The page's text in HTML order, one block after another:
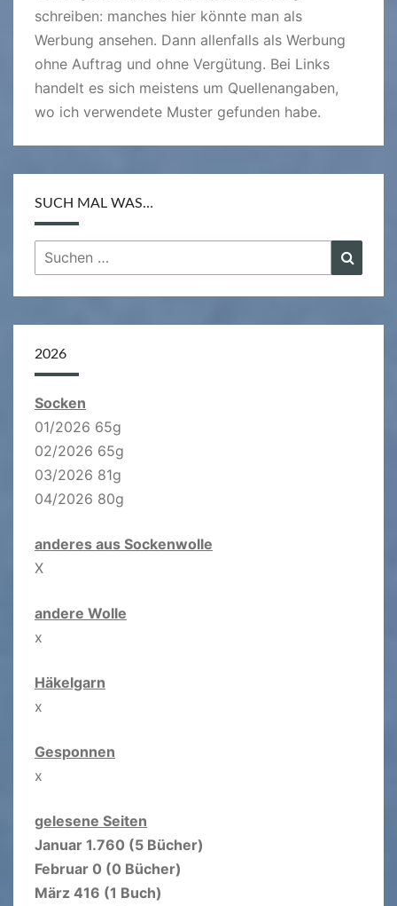
schreiben: manches hier könnte man als
Werbung ansehen. Dann allenfalls als Werbung
ohne Auftrag und ohne Vergütung. Bei Links
handelt es sich meistens um Quellenangaben,
wo ich verwendete Muster gefunden habe.
SUCH MAL WAS…
Suchen
nach:
2026
Socken
01/2026 65g
02/2026 65g
03/2026 81g
04/2026 80g
anderes aus Sockenwolle
X
andere Wolle
x
Häkelgarn
x
Gesponnen
x
gelesene Seiten
Januar 1.760 (5 Bücher)
Februar 0 (0 Bücher)
März 416 (1 Buch)